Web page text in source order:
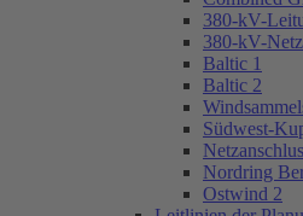
380-kV-
380-kV-
Baltic 1
Baltic 2
Südwest-
Nordring
Ostwind 2